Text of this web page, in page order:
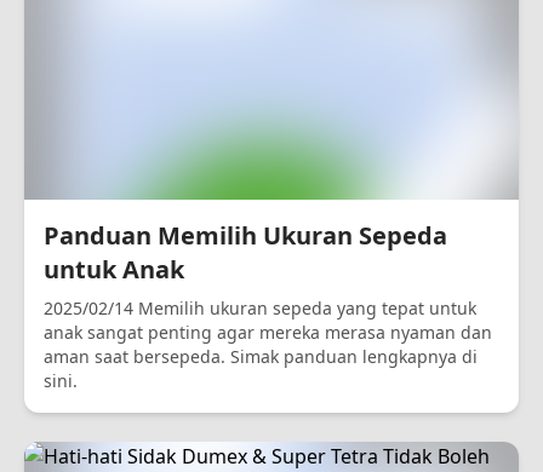
Panduan Memilih Ukuran Sepeda
untuk Anak
2025/02/14 Memilih ukuran sepeda yang tepat untuk
anak sangat penting agar mereka merasa nyaman dan
aman saat bersepeda. Simak panduan lengkapnya di
sini.